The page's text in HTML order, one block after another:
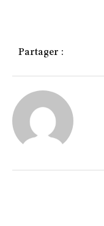
Partager :